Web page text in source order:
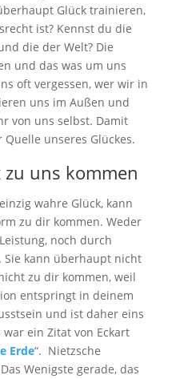
Glück trainieren,
ist? Kennst du die
die der Welt? Die
und das was um uns
oft vergessen, wer wir in
uns im Außen und
von uns selbst. Damit
unseres Glückes.
uns kommen
wahre Glück, kann
zu dir kommen. Weder
noch durch
Sie kann überhaupt nicht
zu dir kommen, weil
entspringt in deinem
und ist daher eins
ein Zitat von Eckart
Erde“. Nietzsche
Wenigste gerade, das